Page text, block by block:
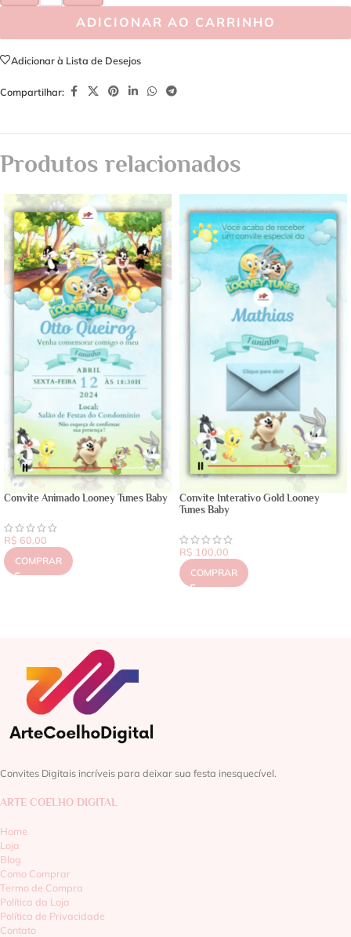
ADICIONAR AO CARRINHO
Adicionar à Lista de Desejos
Compartilhar:
Produtos relacionados
Convite Animado Looney Tunes Baby
R$ 60,00
COMPRAR
Convite Interativo Gold Looney
Tunes Baby
R$ 100,00
COMPRAR
Convites Digitais incríveis para deixar sua festa inesquecível.
ARTE COELHO DIGITAL
Home
Loja
Blog
Como Comprar
Termo de Compra
Política da Loja
Política de Privacidade
Contato